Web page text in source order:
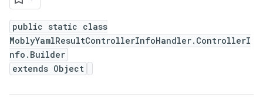
public static class
MoblyYamlResultControllerInfoHandler.ControllerI
nfo.Builder
extends Object